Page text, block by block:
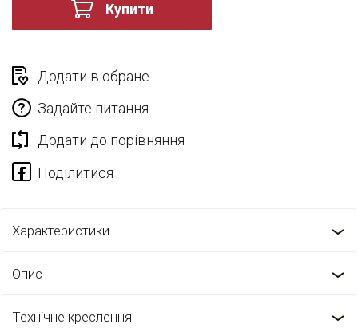
Купити
Додати в обране
Задайте питання
Додати до порівняння
Характеристики
Опис
Технічне креслення